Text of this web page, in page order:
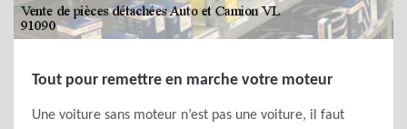
Tout pour remettre en marche votre moteur
Une voiture sans moteur n’est pas une voiture, il faut